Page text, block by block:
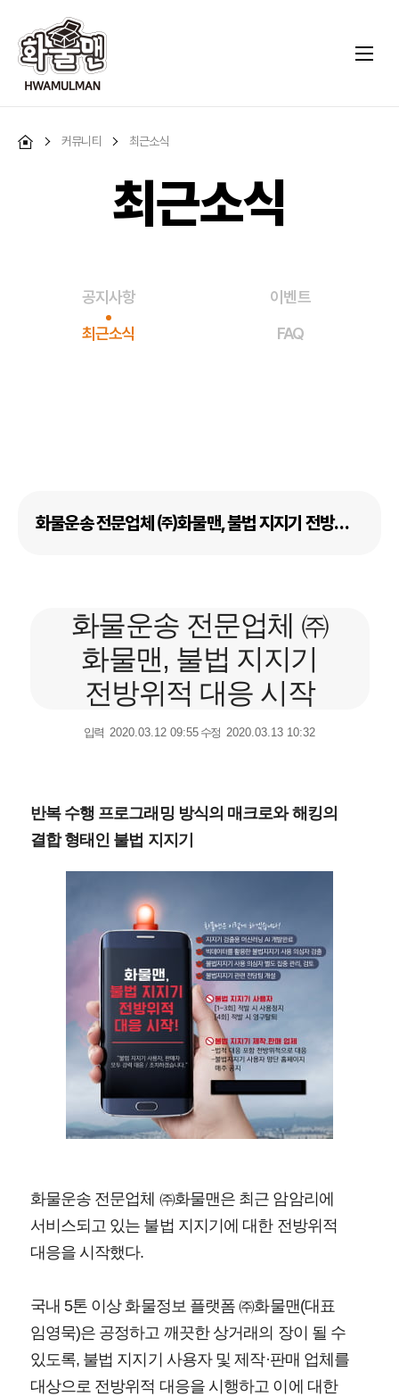
커뮤니티 최근소식
최근소식
공지사항
이벤트
최근소식
FAQ
화물운송 전문업체 ㈜화물맨, 불법 지지기 전방위적 대응 시작
화물운송 전문업체 ㈜
화물맨, 불법 지지기
전방위적 대응 시작
입력 2020.03.12 09:55 수정 2020.03.13 10:32
반복 수행 프로그래밍 방식의 매크로와 해킹의
결합 형태인 불법 지지기
화물운송 전문업체 ㈜화물맨은 최근 암암리에
서비스되고 있는 불법 지지기에 대한 전방위적
대응을 시작했다.
국내 5톤 이상 화물정보 플랫폼 ㈜화물맨(대표
임영묵)은 공정하고 깨끗한 상거래의 장이 될 수
있도록, 불법 지지기 사용자 및 제작·판매 업체를
대상으로 전방위적 대응을 시행하고 이에 대한